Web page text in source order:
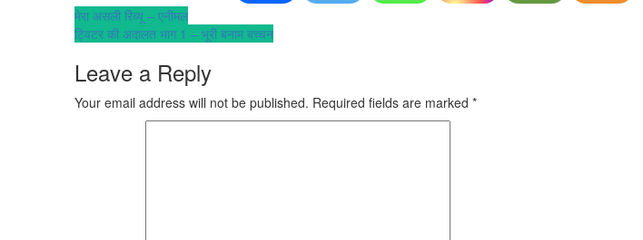
Post
navigation
मेरा असली रिव्यू – एनीमल
ट्विटर की अदालत भाग 1 – भूरी बनाम बच्चन
Leave a Reply
Your email address will not be published. Required fields are marked *